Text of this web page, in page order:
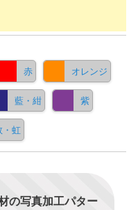
赤 オレンジ
藍・紺 紫
・虹
の写真加工パター